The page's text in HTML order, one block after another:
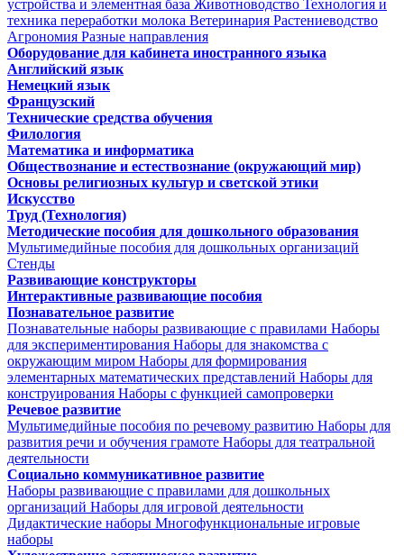
устройства и элементная база Животноводство Технология и
техника переработки молока Ветеринария Растениеводство
Агрономия Разные направления
Оборудование для кабинета иностранного языка
Английский язык
Немецкий язык
Французский
Технические средства обучения
Филология
Математика и информатика
Обществознание и естествознание (окружающий мир)
Основы религиозных культур и светской этики
Искусство
Труд (Технология)
Методические пособия для дошкольного образования
Мультимедийные пособия для дошкольных организаций
Стенды
Развивающие конструкторы
Интерактивные развивающие пособия
Познавательное развитие
Познавательные наборы развивающие с правилами Наборы
для экспериментирования Наборы для знакомства с
окружающим миром Наборы для формирования
элементарных математических представлений Наборы для
конструирования Наборы с функцией самопроверки
Речевое развитие
Мультимедийные пособия по речевому развитию Наборы для
развития речи и обучения грамоте Наборы для театральной
деятельности
Социально коммуникативное развитие
Наборы развивающие с правилами для дошкольных
организаций Наборы для игровой деятельности
Дидактические наборы Многофункциональные игровые
наборы